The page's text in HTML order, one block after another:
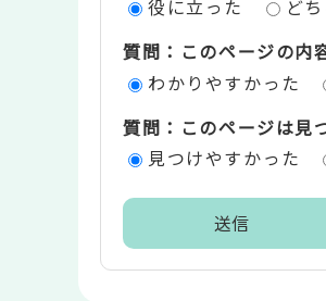
評
エ
役に立った
ど
質問：このページの内
わかりやすかった
質問：このページは見
見つけやすかった